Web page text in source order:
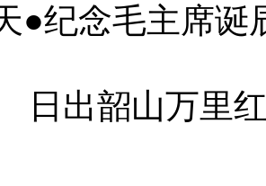
●纪念毛主席诞
韶山万里红,